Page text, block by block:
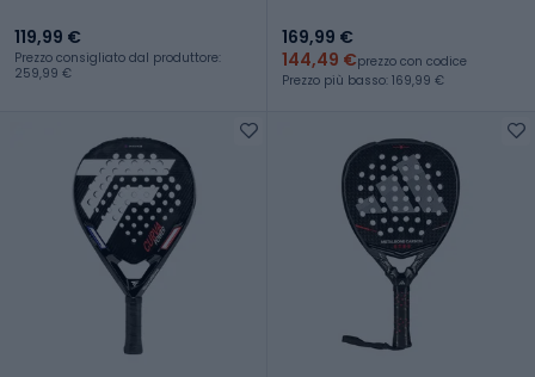
119,99 €
Prezzo consigliato dal produttore:
259,99 €
169,99 €
144,49 €prezzo con codice
Prezzo più basso: 169,99 €